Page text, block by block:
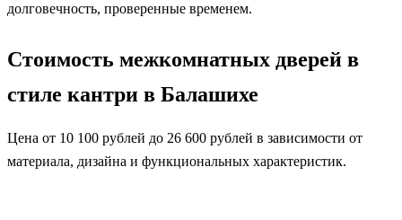
долговечность, проверенные временем.
Стоимость межкомнатных дверей в
стиле кантри в Балашихе
Цена от 10 100 рублей до 26 600 рублей в зависимости от
материала, дизайна и функциональных характеристик.